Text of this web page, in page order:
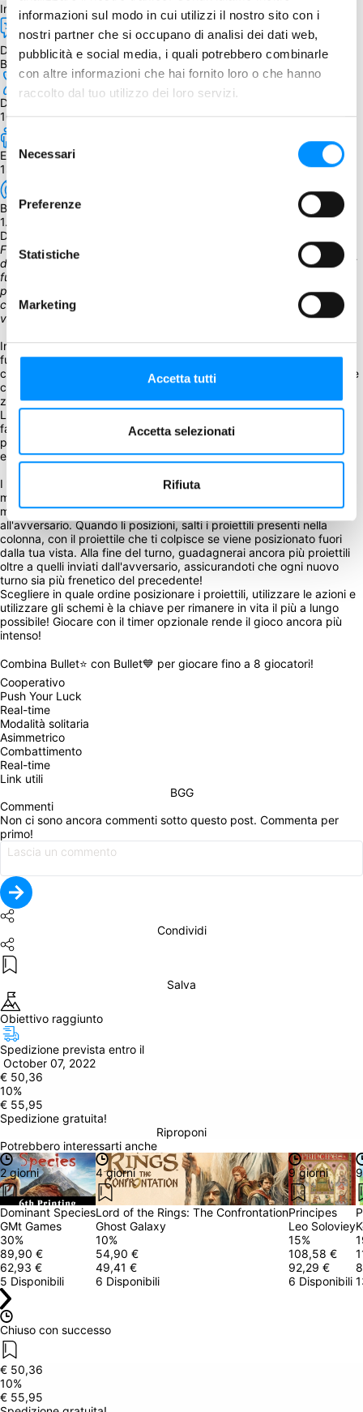
informazioni sul modo in cui utilizzi il nostro sito con i
nostri partner che si occupano di analisi dei dati web,
pubblicità e social media, i quali potrebbero combinarle
con altre informazioni che hai fornito loro o che hanno
raccolto dal tuo utilizzo dei loro servizi.
Selezione
delNecessari
Preferenze
Statistiche
Marketing
Accetta tutti
Accetta selezionati
Rifiuta
Inglese
Dipendenza dalla lingua
Bassa
Durata
10 - 20 min.
Età
13+
BGG Weight
1.97
Descrizione
Fuoco a volontà! Assumi il ruolo di una delle eroine più potenti
dell'universo mentre risolvi le loro controversie con tanta potenza di
fuoco! Usa le tue azioni per formare schemi, liberare il tabellone dai
proiettili e bombardare l'avversario! Affronta la cortina di proiettili
che ti colpiscono ad ogni round e diventa l'ultima eroina in piedi a
vincere!
In Bullet💙, i giocatori assumono il ruolo di eroine in una Terra del
futuro e usano i loro incredibili poteri per difenderla dal male, oltre
che dagli altri. Ognuna delle 8 eroine esercita un potere diverso che
cambia il modo in cui vivi il gioco! Controlla i fuochi d'artificio, gli
zombi, le notizie e molto altro!
Le modalità di gioco sono 4. Fai una corsa da solo in Score Attack,
fai un Free-For-All con 2-4 giocatori, forma squadre di 2 giocatori
per la battaglia, o combatti la pericolosa modalità Boss di ogni
eroina da solo o con gli altri!
I turni sono simultanei. Posiziona i proiettili e usa le azioni per
manipolare i punti e formare configurazioni corrispondenti ai tuoi
modelli. L'uso di uno schema ti permette di inviare i proiettili
all'avversario. Quando li posizioni, salti i proiettili presenti nella
colonna, con il proiettile che ti colpisce se viene posizionato fuori
dalla tua vista. Alla fine del turno, guadagnerai ancora più proiettili
oltre a quelli inviati dall'avversario, assicurandoti che ogni nuovo
turno sia più frenetico del precedente!
Scegliere in quale ordine posizionare i proiettili, utilizzare le azioni e
utilizzare gli schemi è la chiave per rimanere in vita il più a lungo
possibile! Giocare con il timer opzionale rende il gioco ancora più
intenso!
Combina Bullet⭐ con Bullet💙 per giocare fino a 8 giocatori!
Cooperativo
Push Your Luck
Real-time
Modalità solitaria
Asimmetrico
Combattimento
Real-time
Link utili
BGG
Commenti
Non ci sono ancora commenti sotto questo post. Commenta per
primo!
Condividi
Salva
Obiettivo raggiunto
Spedizione prevista entro il
October 07, 2022
€ 50,36
10%
€ 55,95
Spedizione gratuita!
Riproponi
Potrebbero interessarti anche
2 giorni
Dominant Species
GMt Games
30%
89,90 €
62,93 €
5 Disponibili
4 giorni
Lord of the Rings: The Confrontation
Ghost Galaxy
10%
54,90 €
49,41 €
6 Disponibili
9 giorni
Principes
Leo Soloviey
15%
108,58 €
92,29 €
6 Disponibili
Chiuso con successo
€ 50,36
10%
€ 55,95